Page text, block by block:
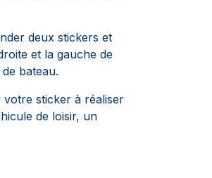
deux stickers et
et la gauche de
bateau.
sticker à réaliser
de loisir, un